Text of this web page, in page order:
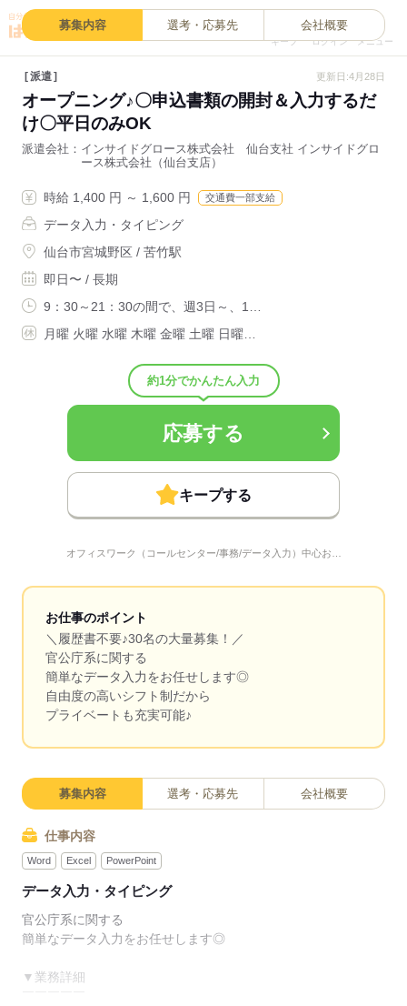
キープ ログイン メニュー
募集内容 選考・応募先 会社概要
派遣 更新日:4月28日
オープニング♪〇申込書類の開封＆入力するだ
け〇平日のみOK
派遣会社
インサイドグロース株式会社 仙台支社 インサイドグロ
ース株式会社（仙台支店）
時給 1,400 円 ～ 1,600 円 交通費一部支給
データ入力・タイピング
仙台市宮城野区 / 苦竹駅
即日〜 / 長期
9：30～21：30の間で、週3日～、1…
月曜 火曜 水曜 木曜 金曜 土曜 日曜…
約1分でかんたん入力
応募する
キープする
オフィスワーク（コールセンター/事務/データ入力）中心お…
お仕事のポイント
＼履歴書不要♪30名の大量募集！／
官公庁系に関する
簡単なデータ入力をお任せします◎
自由度の高いシフト制だから
プライベートも充実可能♪
募集内容 選考・応募先 会社概要
仕事内容
Word Excel PowerPoint
データ入力・タイピング
官公庁系に関する
簡単なデータ入力をお任せします◎
▼業務詳細